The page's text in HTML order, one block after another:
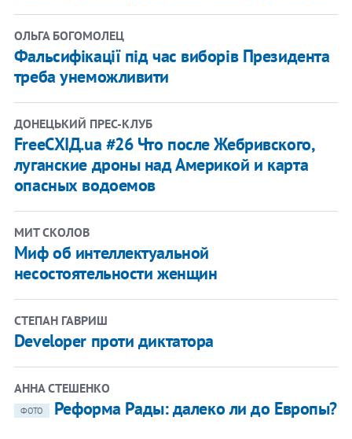
ОЛЬГА БОГОМОЛЕЦ
Фальсифікації під час виборів Президента
треба унеможливити
ДОНЕЦЬКИЙ ПРЕС-КЛУБ
FreeСХІД.ua #26 Что после Жебривского,
луганские дроны над Америкой и карта
опасных водоемов
МИТ СКОЛОВ
Миф об интеллектуальной
несостоятельности женщин
СТЕПАН ГАВРИШ
Developer проти диктатора
АННА СТЕШЕНКО
ФОТО Реформа Рады: далеко ли до Европы?